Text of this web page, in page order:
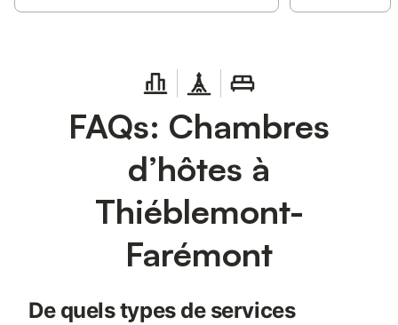
FAQs: Chambres
d’hôtes à
Thiéblemont-
Farémont
De quels types de services